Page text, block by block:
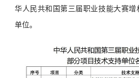
华人民共和国第三届职业技能大赛
单位。